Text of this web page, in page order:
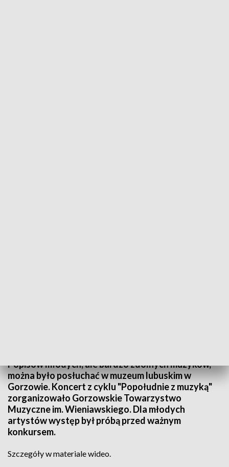
Popisów młodych, ale bardzo zdolnych muzyków,
można było posłuchać w muzeum lubuskim w
Gorzowie. Koncert z cyklu "Popołudnie z muzyką"
zorganizowało Gorzowskie Towarzystwo
Muzyczne im. Wieniawskiego. Dla młodych
artystów występ był próbą przed ważnym
konkursem.
Szczegóły w materiale wideo.